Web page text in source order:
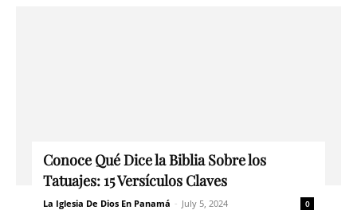
Conoce Qué Dice la Biblia Sobre los
Tatuajes: 15 Versículos Claves
La Iglesia De Dios En Panamá - July 5, 2024 0